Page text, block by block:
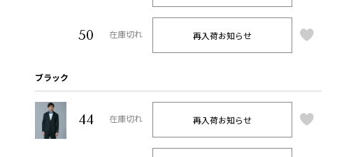
50 在庫切れ 再入荷お知らせ
ブラック
44 在庫切れ 再入荷お知らせ